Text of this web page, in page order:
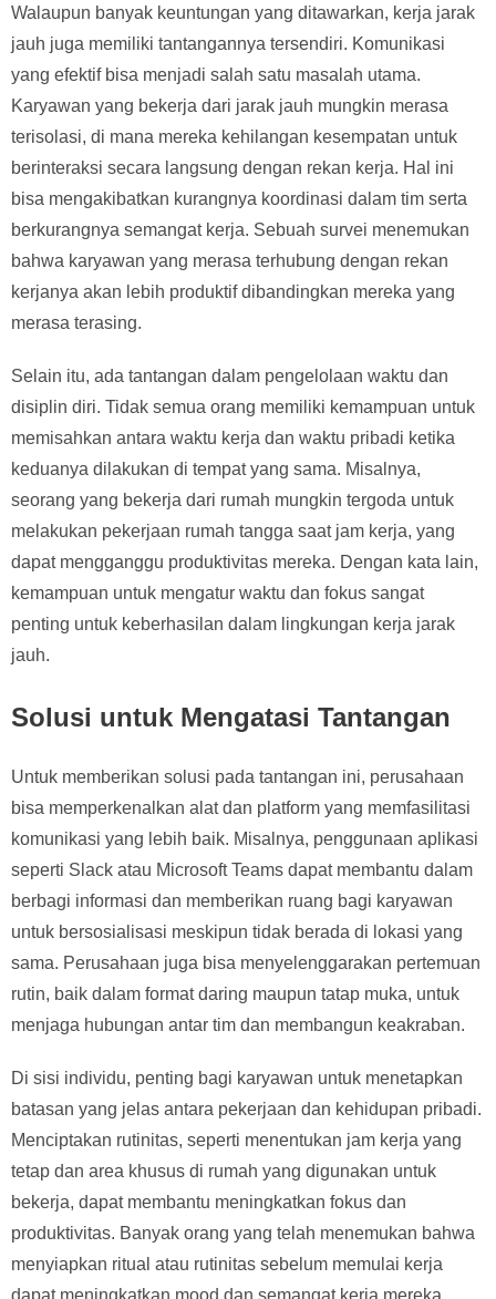
Walaupun banyak keuntungan yang ditawarkan, kerja jarak
jauh juga memiliki tantangannya tersendiri. Komunikasi
yang efektif bisa menjadi salah satu masalah utama.
Karyawan yang bekerja dari jarak jauh mungkin merasa
terisolasi, di mana mereka kehilangan kesempatan untuk
berinteraksi secara langsung dengan rekan kerja. Hal ini
bisa mengakibatkan kurangnya koordinasi dalam tim serta
berkurangnya semangat kerja. Sebuah survei menemukan
bahwa karyawan yang merasa terhubung dengan rekan
kerjanya akan lebih produktif dibandingkan mereka yang
merasa terasing.
Selain itu, ada tantangan dalam pengelolaan waktu dan
disiplin diri. Tidak semua orang memiliki kemampuan untuk
memisahkan antara waktu kerja dan waktu pribadi ketika
keduanya dilakukan di tempat yang sama. Misalnya,
seorang yang bekerja dari rumah mungkin tergoda untuk
melakukan pekerjaan rumah tangga saat jam kerja, yang
dapat mengganggu produktivitas mereka. Dengan kata lain,
kemampuan untuk mengatur waktu dan fokus sangat
penting untuk keberhasilan dalam lingkungan kerja jarak
jauh.
Solusi untuk Mengatasi Tantangan
Untuk memberikan solusi pada tantangan ini, perusahaan
bisa memperkenalkan alat dan platform yang memfasilitasi
komunikasi yang lebih baik. Misalnya, penggunaan aplikasi
seperti Slack atau Microsoft Teams dapat membantu dalam
berbagi informasi dan memberikan ruang bagi karyawan
untuk bersosialisasi meskipun tidak berada di lokasi yang
sama. Perusahaan juga bisa menyelenggarakan pertemuan
rutin, baik dalam format daring maupun tatap muka, untuk
menjaga hubungan antar tim dan membangun keakraban.
Di sisi individu, penting bagi karyawan untuk menetapkan
batasan yang jelas antara pekerjaan dan kehidupan pribadi.
Menciptakan rutinitas, seperti menentukan jam kerja yang
tetap dan area khusus di rumah yang digunakan untuk
bekerja, dapat membantu meningkatkan fokus dan
produktivitas. Banyak orang yang telah menemukan bahwa
menyiapkan ritual atau rutinitas sebelum memulai kerja
dapat meningkatkan mood dan semangat kerja mereka.